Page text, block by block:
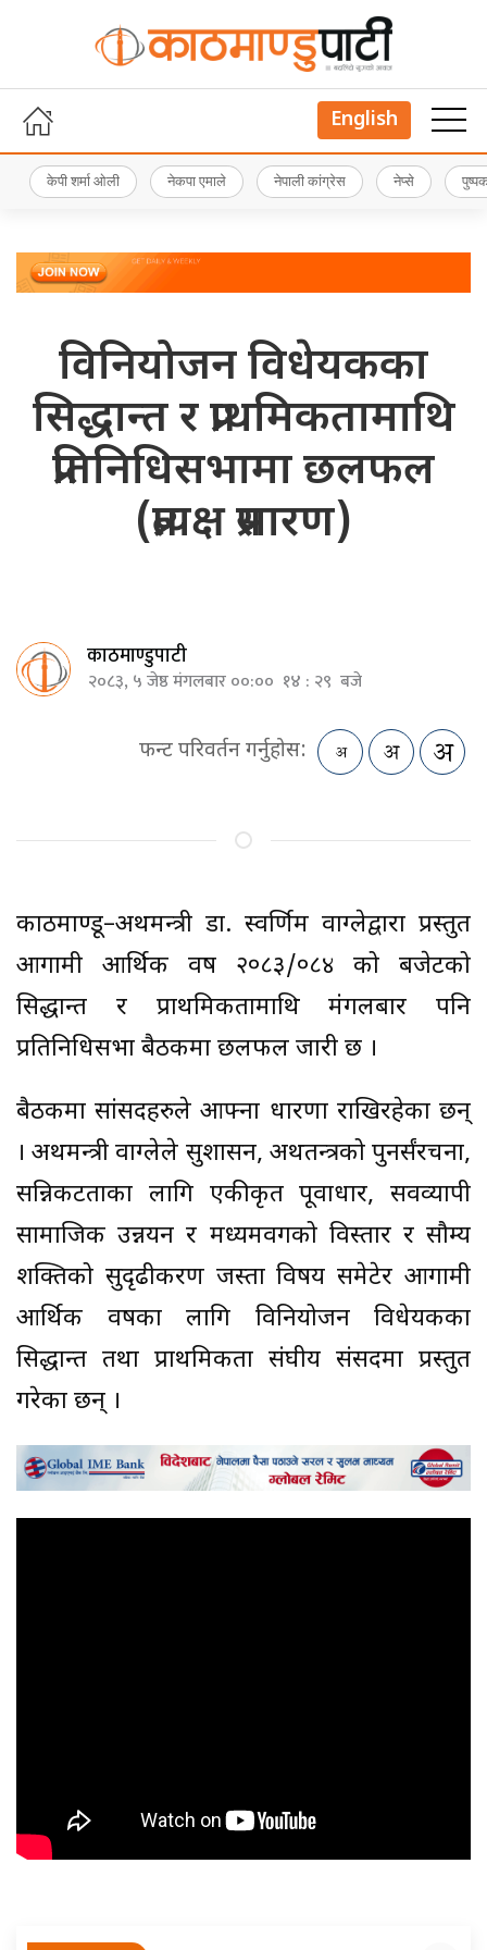
English
केपी शर्मा ओली नेकपा एमाले नेपाली कांग्रेस नेप्से
विनियोजन विधेयकका
सिद्धान्त र प्राथमिकतामाथि
प्रतिनिधिसभामा छलफल
(प्रत्यक्ष प्रसारण)
काठमाण्डुपाटी
२०८३, ५ जेष्ठ मंगलबार ००:०० १४ : २९ बजे
फन्ट परिवर्तन गर्नुहोस:
काठमाण्डू–अर्थमन्त्री डा. स्वर्णिम वाग्लेद्वारा प्रस्तुत
आगामी आर्थिक वर्ष २०८३/०८४ को बजेटको
सिद्धान्त र प्राथमिकतामाथि मंगलबार पनि
प्रतिनिधिसभा बैठकमा छलफल जारी छ ।
बैठकमा सांसदहरुले आफ्ना धारणा राखिरहेका छन्
। अर्थमन्त्री वाग्लेले सुशासन, अर्थतन्त्रको पुनर्संरचना,
सन्निकटताका लागि एकीकृत पूर्वाधार, सर्वव्यापी
सामाजिक उन्नयन र मध्यमवर्गको विस्तार र सौम्य
शक्तिको सुदृढीकरण जस्ता विषय समेटेर आगामी
आर्थिक वर्षका लागि विनियोजन विधेयकका
सिद्धान्त तथा प्राथमिकता संघीय संसदमा प्रस्तुत
गरेका छन् ।